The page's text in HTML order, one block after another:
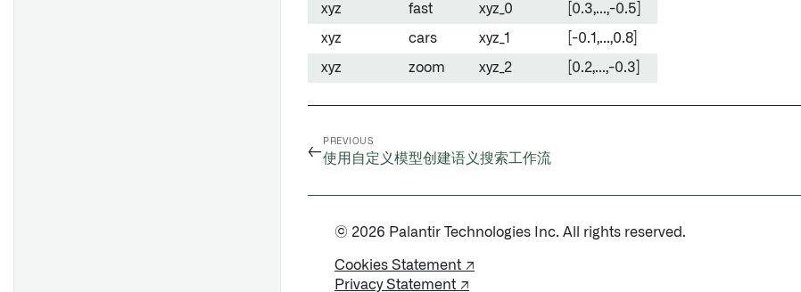
xyz fast xyz_0 [0.3,...,-0.5]
xyz cars xyz_1 [-0.1,...,0.8]
xyz zoom xyz_2 [0.2,...,-0.3]
←
PREVIOUS
使用自定义模型创建语义搜索工作流
© 2026 Palantir Technologies Inc. All rights reserved.
Cookies Statement ↗
Privacy Statement ↗